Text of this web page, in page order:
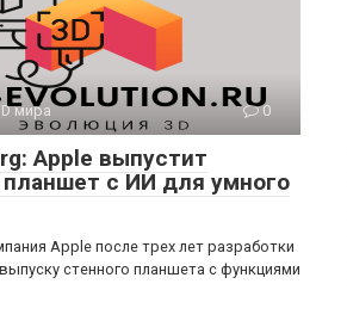
мира 0
Apple выпустит
планшет с ИИ для умного
Apple после трех лет разработки
стенного планшета с функциями